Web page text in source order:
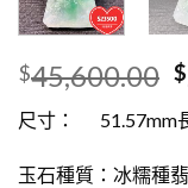
$45,600.00 $
尺寸： 51.57mm
玉石種質：冰糯種